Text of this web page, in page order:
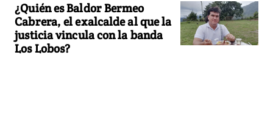
¿Quién es Baldor Bermeo
Cabrera, el exalcalde al que la
justicia vincula con la banda
Los Lobos?